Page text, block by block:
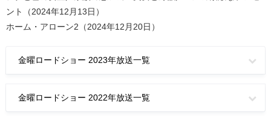
ント（2024年12月13日）
ホーム・アローン2（2024年12月20日）
金曜ロードショー 2023年放送一覧
金曜ロードショー 2022年放送一覧